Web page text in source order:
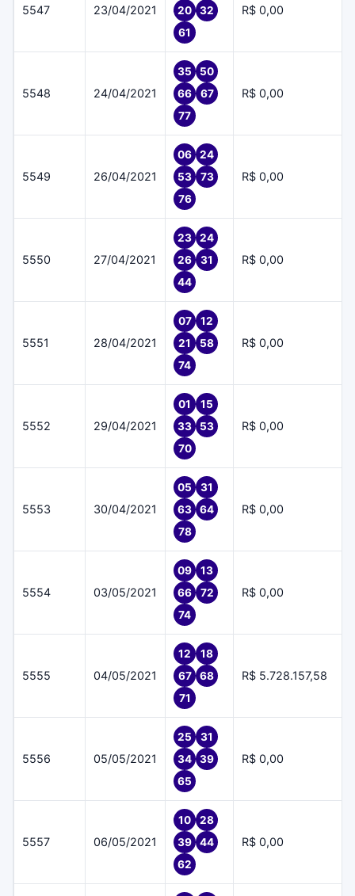
5547 23/04/2021 20
32
61
R$ 0,00
5548 24/04/2021
35
50
66
67
77
R$ 0,00
5549 26/04/2021
06
24
53
73
76
R$ 0,00
5550 27/04/2021
23
24
26
31
44
R$ 0,00
5551 28/04/2021
07
12
21
58
74
R$ 0,00
5552 29/04/2021
01
15
33
53
70
R$ 0,00
5553 30/04/2021
05
31
63
64
78
R$ 0,00
5554 03/05/2021
09
13
66
72
74
R$ 0,00
5555 04/05/2021
12
18
67
68
71
R$ 5.728.157,58
5556 05/05/2021
25
31
34
39
65
R$ 0,00
5557 06/05/2021
10
28
39
44
62
R$ 0,00